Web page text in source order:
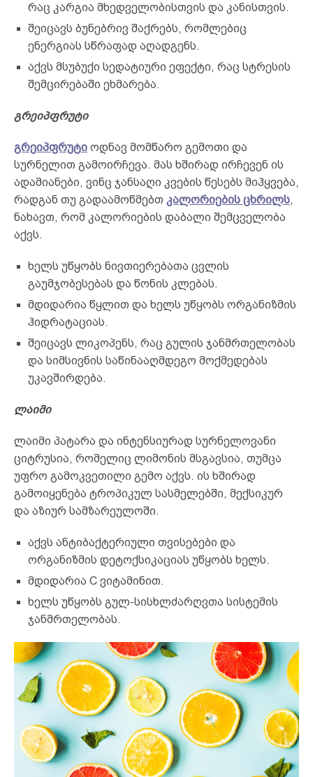
რაც კარგია მხედველობისთვის და კანისთვის.
შეიცავს ბუნებრივ შაქრებს, რომლებიც
ენერგიას სწრაფად აღადგენს.
აქვს მსუბუქი სედატიური ეფექტი, რაც სტრესის
შემცირებაში ეხმარება.
გრეიპფრუტი
გრეიპფრუტი ოდნავ მომწარო გემოთი და
სურნელით გამოირჩევა. მას ხშირად ირჩევენ ის
ადამიანები, ვინც ჯანსაღი კვების წესებს მიჰყვება,
რადგან თუ გადაამოწმებთ კალორიების ცხრილს,
ნახავთ, რომ კალორიების დაბალი შემცველობა
აქვს.
ხელს უწყობს ნივთიერებათა ცვლის
გაუმჯობესებას და წონის კლებას.
მდიდარია წყლით და ხელს უწყობს ორგანიზმის
ჰიდრატაციას.
შეიცავს ლიკოპენს, რაც გულის ჯანმრთელობას
და სიმსივნის საწინააღმდეგო მოქმედებას
უკავშირდება.
ლაიმი
ლაიმი პატარა და ინტენსიურად სურნელოვანი
ციტრუსია, რომელიც ლიმონის მსგავსია, თუმცა
უფრო გამოკვეთილი გემო აქვს. ის ხშირად
გამოიყენება ტროპიკულ სასმელებში, მექსიკურ
და აზიურ სამზარეულოში.
აქვს ანტიბაქტერიული თვისებები და
ორგანიზმის დეტოქსიკაციას უწყობს ხელს.
მდიდარია C ვიტამინით.
ხელს უწყობს გულ-სისხლძარღვთა სისტემის
ჯანმრთელობას.